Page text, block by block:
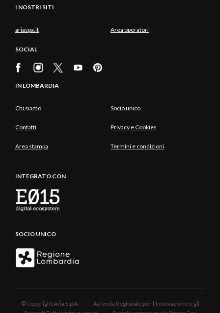
I NOSTRI SITI
ariaspa.it Area operatori
SOCIAL
IN LOMBARDIA
Chi siamo Socio unico
Contatti Privacy e Cookies
Area stampa Termini e condizioni
INTEGRATO CON
SOCIO UNICO
© Copyright Aria S.p.A. - Azienda Regionale per l'Innovazione e gli